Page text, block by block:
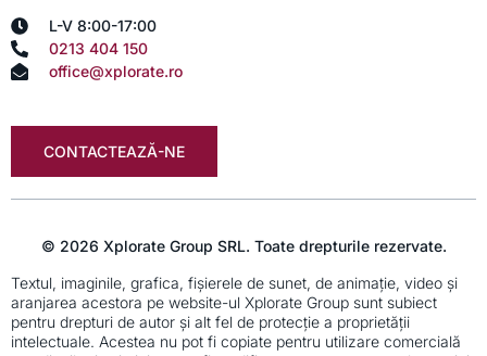
L-V 8:00-17:00
0213 404 150
office@xplorate.ro
CONTACTEAZĂ-NE
© 2026 Xplorate Group SRL. Toate drepturile rezervate.
Textul, imaginile, grafica, fişierele de sunet, de animaţie, video şi
aranjarea acestora pe website-ul Xplorate Group sunt subiect
pentru drepturi de autor şi alt fel de protecţie a proprietăţii
intelectuale. Acestea nu pot fi copiate pentru utilizare comercială